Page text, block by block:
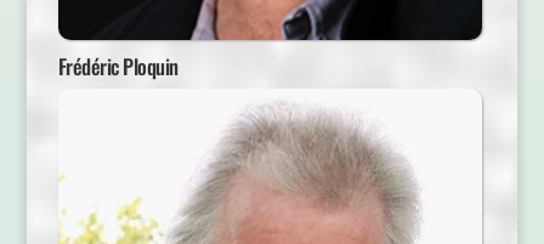
Frédéric Ploquin